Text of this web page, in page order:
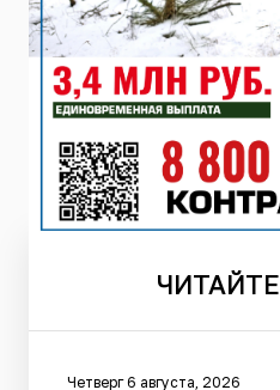
ЧИТАЙТЕ
Четверг 6 августа, 2026